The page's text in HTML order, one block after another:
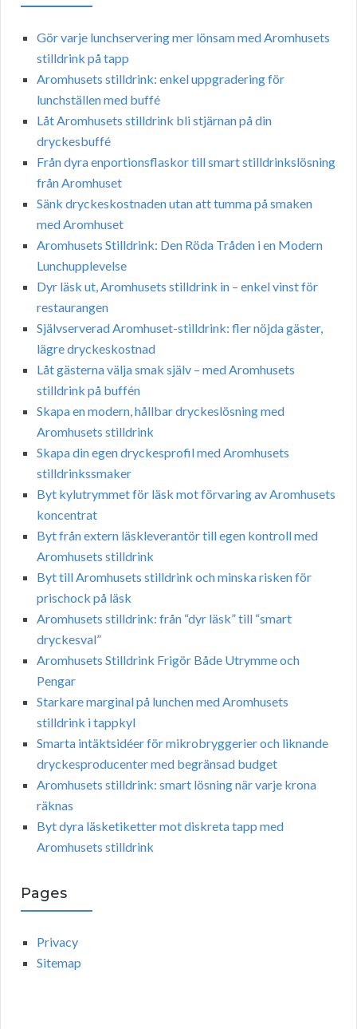
Gör varje lunchservering mer lönsam med Aromhusets
stilldrink på tapp
Aromhusets stilldrink: enkel uppgradering för
lunchställen med buffé
Låt Aromhusets stilldrink bli stjärnan på din
dryckesbuffé
Från dyra enportionsflaskor till smart stilldrinkslösning
från Aromhuset
Sänk dryckeskostnaden utan att tumma på smaken
med Aromhuset
Aromhusets Stilldrink: Den Röda Tråden i en Modern
Lunchupplevelse
Dyr läsk ut, Aromhusets stilldrink in – enkel vinst för
restaurangen
Självserverad Aromhuset-stilldrink: fler nöjda gäster,
lägre dryckeskostnad
Låt gästerna välja smak själv – med Aromhusets
stilldrink på buffén
Skapa en modern, hållbar dryckeslösning med
Aromhusets stilldrink
Skapa din egen dryckesprofil med Aromhusets
stilldrinkssmaker
Byt kylutrymmet för läsk mot förvaring av Aromhusets
koncentrat
Byt från extern läskleverantör till egen kontroll med
Aromhusets stilldrink
Byt till Aromhusets stilldrink och minska risken för
prischock på läsk
Aromhusets stilldrink: från “dyr läsk” till “smart
dryckesval”
Aromhusets Stilldrink Frigör Både Utrymme och
Pengar
Starkare marginal på lunchen med Aromhusets
stilldrink i tappkyl
Smarta intäktsidéer för mikrobryggerier och liknande
dryckesproducenter med begränsad budget
Aromhusets stilldrink: smart lösning när varje krona
räknas
Byt dyra läsketiketter mot diskreta tapp med
Aromhusets stilldrink
Pages
Privacy
Sitemap